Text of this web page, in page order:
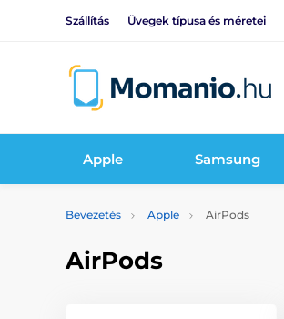
Szállítás Üvegek típusa és méretei
Apple Samsung
Bevezetés Apple AirPods
AirPods